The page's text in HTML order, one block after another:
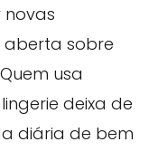
aberta sobre
usa
deixa de
diária de bem